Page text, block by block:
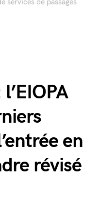
services de passages
en
révisé